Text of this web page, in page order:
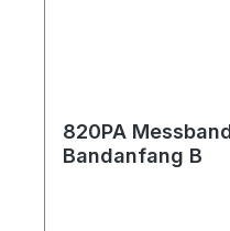
820PA
Bandanfang B